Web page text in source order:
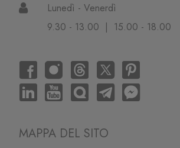
Lunedì - Venerdì
9.30 - 13.00 | 15.00 - 18.00
MAPPA DEL SITO